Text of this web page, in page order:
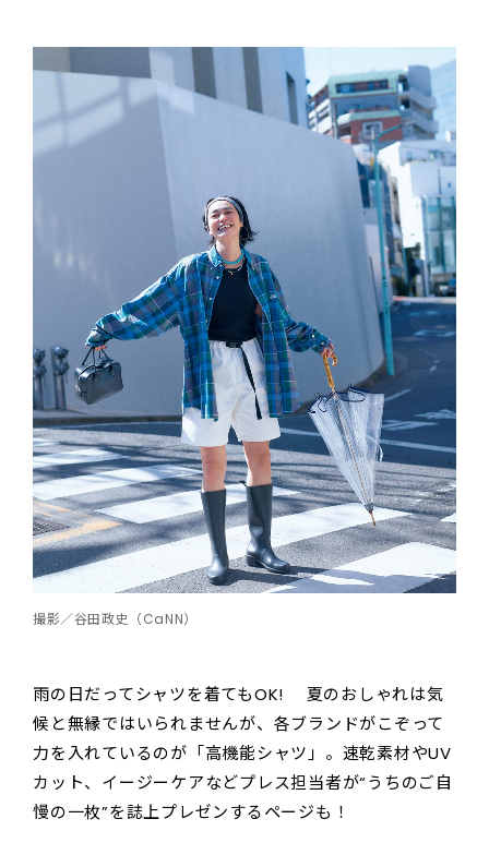
撮影／谷田政史（CaNN）
雨の日だってシャツを着てもOK! 夏のおしゃれは気
候と無縁ではいられませんが、各ブランドがこぞって
力を入れているのが「高機能シャツ」。速乾素材やUV
カット、イージーケアなどプレス担当者が“うちのご自
慢の一枚”を誌上プレゼンするページも！